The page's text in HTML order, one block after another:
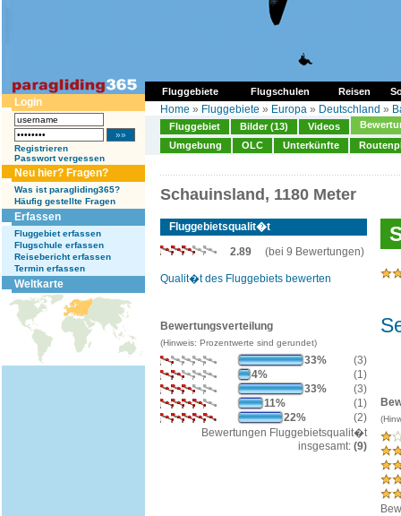
Fluggebiete Flugschulen Reisen
Login
Registrieren
Passwort vergessen
Neu hier? Fragen?
Was ist paragliding365?
Häufig gestellte Fragen
Erfassen
Fluggebiet erfassen
Flugschule erfassen
Reisebericht erfassen
Termin erfassen
Weltkarte
Home » Fluggebiete » Europa » Deutschland »
Fluggebiet Bilder (13) Videos
Umgebung
OLC Unterkünfte
Schauinsland, 1180 Meter
Fluggebietsqualit�t
2.89 (bei 9 Bewertungen)
Qualit�t des Fluggebiets bewerten
Bewertungsverteilung
(Hinweis: Prozentwerte sind gerundet)
33%
(3)
4%
(1)
33%
(3)
11%
(1)
22%
(2)
Bewertungen Fluggebietsqualit�t
insgesamt: (9)